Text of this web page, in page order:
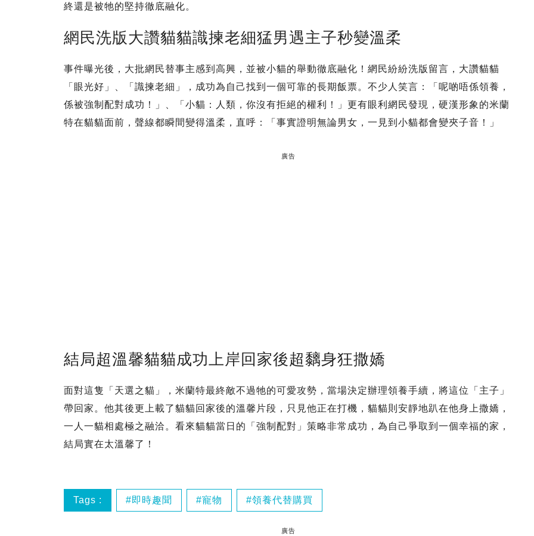
終還是被牠的堅持徹底融化。
網民洗版大讚貓貓識揀老細猛男遇主子秒變溫柔
事件曝光後，大批網民替事主感到高興，並被小貓的舉動徹底融化！網民紛紛洗版留言，大讚貓貓
「眼光好」、「識揀老細」，成功為自己找到一個可靠的長期飯票。不少人笑言：「呢啲唔係領養，
係被強制配對成功！」、「小貓：人類，你沒有拒絕的權利！」更有眼利網民發現，硬漢形象的米蘭
特在貓貓面前，聲線都瞬間變得溫柔，直呼：「事實證明無論男女，一見到小貓都會變夾子音！」
廣告
結局超溫馨貓貓成功上岸回家後超黐身狂撒嬌
面對這隻「天選之貓」，米蘭特最終敵不過牠的可愛攻勢，當場決定辦理領養手續，將這位「主子」
帶回家。他其後更上載了貓貓回家後的溫馨片段，只見他正在打機，貓貓則安靜地趴在他身上撒嬌，
一人一貓相處極之融洽。看來貓貓當日的「強制配對」策略非常成功，為自己爭取到一個幸福的家，
結局實在太溫馨了！
Tags : 即時趣聞 寵物 領養代替購買
廣告